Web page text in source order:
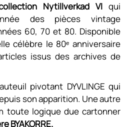
Nytillverkad VI qui
des pièces vintage
60, 70 et 80. Disponible
célèbre le 80ᵉ anniversaire
issus des archives de
pivotant DYVLINGE qui
son apparition. Une autre
toute logique due cartonner
BYAKORRE.